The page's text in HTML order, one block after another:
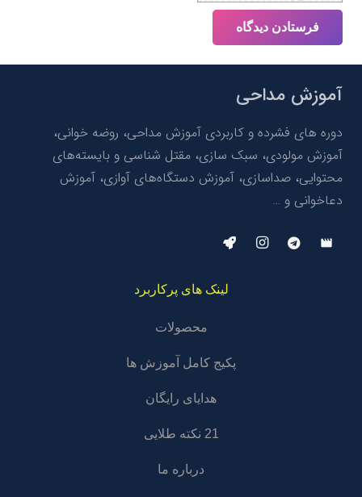
فرستادن دیدگاه
آموزش مداحی
دوره های فشرده و کاربردی آموزش مداحی، روضه خوانی،
آموزش مولودی، سبک سازی، مقتل شناسی و بایسته‌های
محتوایی، صداسازی، آموزش دستگاه‌های آوازی، آموزش
دعاخوانی و …
movie
لینک های پرکاربرد
محصولات
پکیج کامل آموزش ها
هدایای رایگان
21 نکته طلایی
درباره ما